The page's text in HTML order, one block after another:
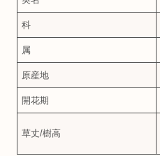
科
属
原産地
開花期
草丈/樹高